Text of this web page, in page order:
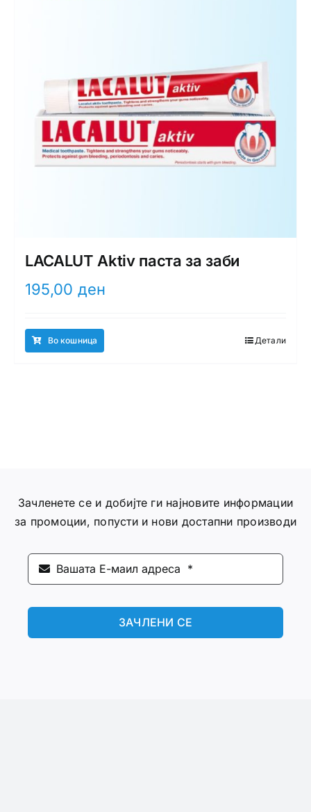
LACALUT Aktiv паста за заби
195,00 ден
Во кошница Детали
Зачленете се и добијте ги најновите информации
за промоции, попусти и нови достапни производи
ЗАЧЛЕНИ СЕ